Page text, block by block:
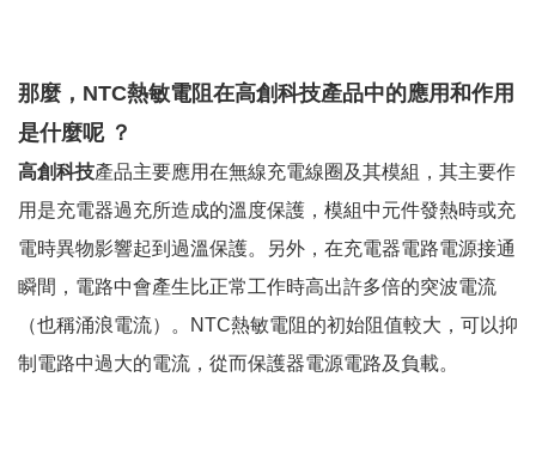
那麼，NTC熱敏電阻在高創科技產品中的應用和作用
是什麼呢 ？
高創科技產品主要應用在無線充電線圈及其模組，其主要作
用是充電器過充所造成的溫度保護，模組中元件發熱時或充
電時異物影響起到過溫保護。另外，在充電器電路電源接通
瞬間，電路中會產生比正常工作時高出許多倍的突波電流
（也稱涌浪電流）。NTC熱敏電阻的初始阻值較大，可以抑
制電路中過大的電流，從而保護器電源電路及負載。